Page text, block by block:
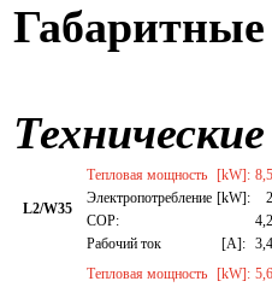
L2/W35
Тепловая мощность [kW]: 8,5
Электропотребление [kW]:
2
СОР:
4,2
Рабочий ток
[A]: 3,4
Тепловая мощность [kW]: 5,6